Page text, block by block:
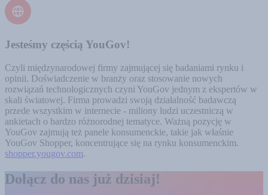
Jesteśmy częścią YouGov!
Czyli międzynarodowej firmy zajmującej się badaniami rynku i
opinii. Doświadczenie w branży oraz stosowanie nowych
rozwiązań technologicznych czyni YouGov jednym z ekspertów w
skali światowej. Firma prowadzi swoją działalność badawczą
przede wszystkim w internecie - miliony ludzi uczestniczą w
ankietach o bardzo różnorodnej tematyce. Ważną pozycję w
YouGov zajmują też panele konsumenckie, takie jak właśnie
YouGov Shopper, koncentrujące się na rynku konsumenckim.
shopper.yougov.com.
Dołącz do nas już dzisiaj!